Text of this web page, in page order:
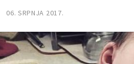
06. SRPNJA 2017.